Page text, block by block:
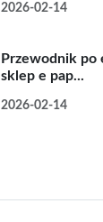
2026-02-14
Przewodnik po
sklep e pap...
2026-02-14